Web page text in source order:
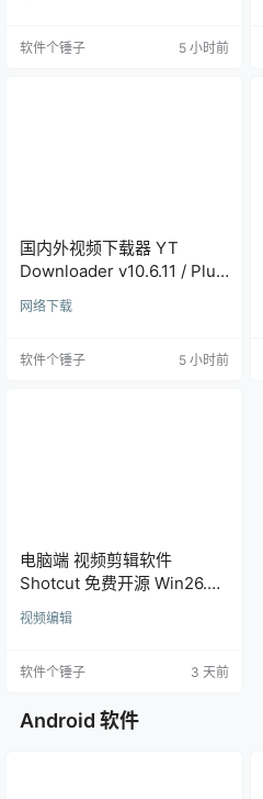
Mac5.1.1.31157 | 软件个锤子
软件个锤子 5 小时前
国内外视频下载器 YT
Downloader v10.6.11 / Plus
v7.1.0 Mac v7.1.0 | 软件个锤
子 | R1220
网络下载
软件个锤子 5 小时前
电脑端 视频剪辑软件
Shotcut 免费开源 Win26.8.1
| R1410
视频编辑
软件个锤子 3 天前
Android 软件